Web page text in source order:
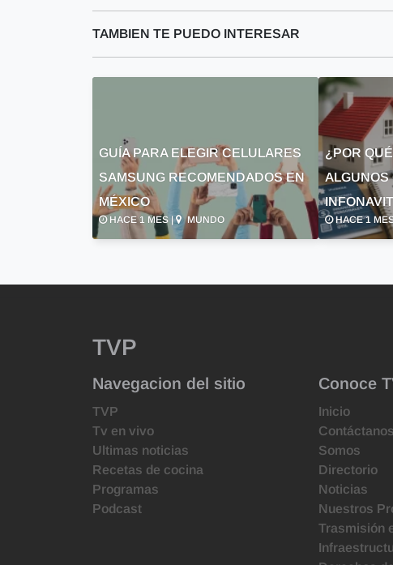
TAMBIEN TE PUEDO INTERESAR
GUÍA PARA ELEGIR CELULARES
SAMSUNG RECOMENDADOS EN
MÉXICO
HACE 1 MES | MUNDO
¿POR
ALGUNOS
HACE 1
TVP
Navegacion del sitio
TVP
Tv en vivo
Ultimas noticias
Recetas de cocina
Programas
Podcast
Conoce
Inicio
Contáctanos
Somos
Directorio
Noticias
Nuestros
Trasmisión